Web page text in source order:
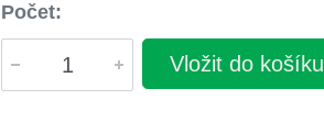
Počet:
Vložit do košíku